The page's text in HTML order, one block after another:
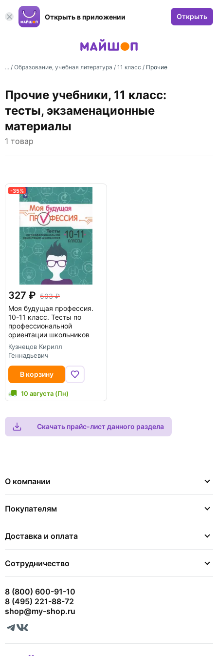
Открыть в приложении Открыть
... / Образование, учебная литература / 11 класс / Прочие
Прочие учебники, 11 класс:
тесты, экзаменационные
материалы
1 товар
-35%
327
503
Моя будущая профессия.
10-11 класс. Тесты по
профессиональной
ориентации школьников
Кузнецов Кирилл
Геннадьевич
В корзину
10 августа (Пн)
Скачать прайс-лист данного раздела
О компании
Покупателям
Доставка и оплата
Сотрудничество
8 (800) 600-91-10
8 (495) 221-88-72
shop@my-shop.ru